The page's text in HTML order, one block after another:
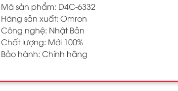
Mã sản phẩm: D4C-6332
Hãng sản xuất: Omron
Công nghệ: Nhật Bản
Chất lượng: Mới 100%
Bảo hành: Chính hãng